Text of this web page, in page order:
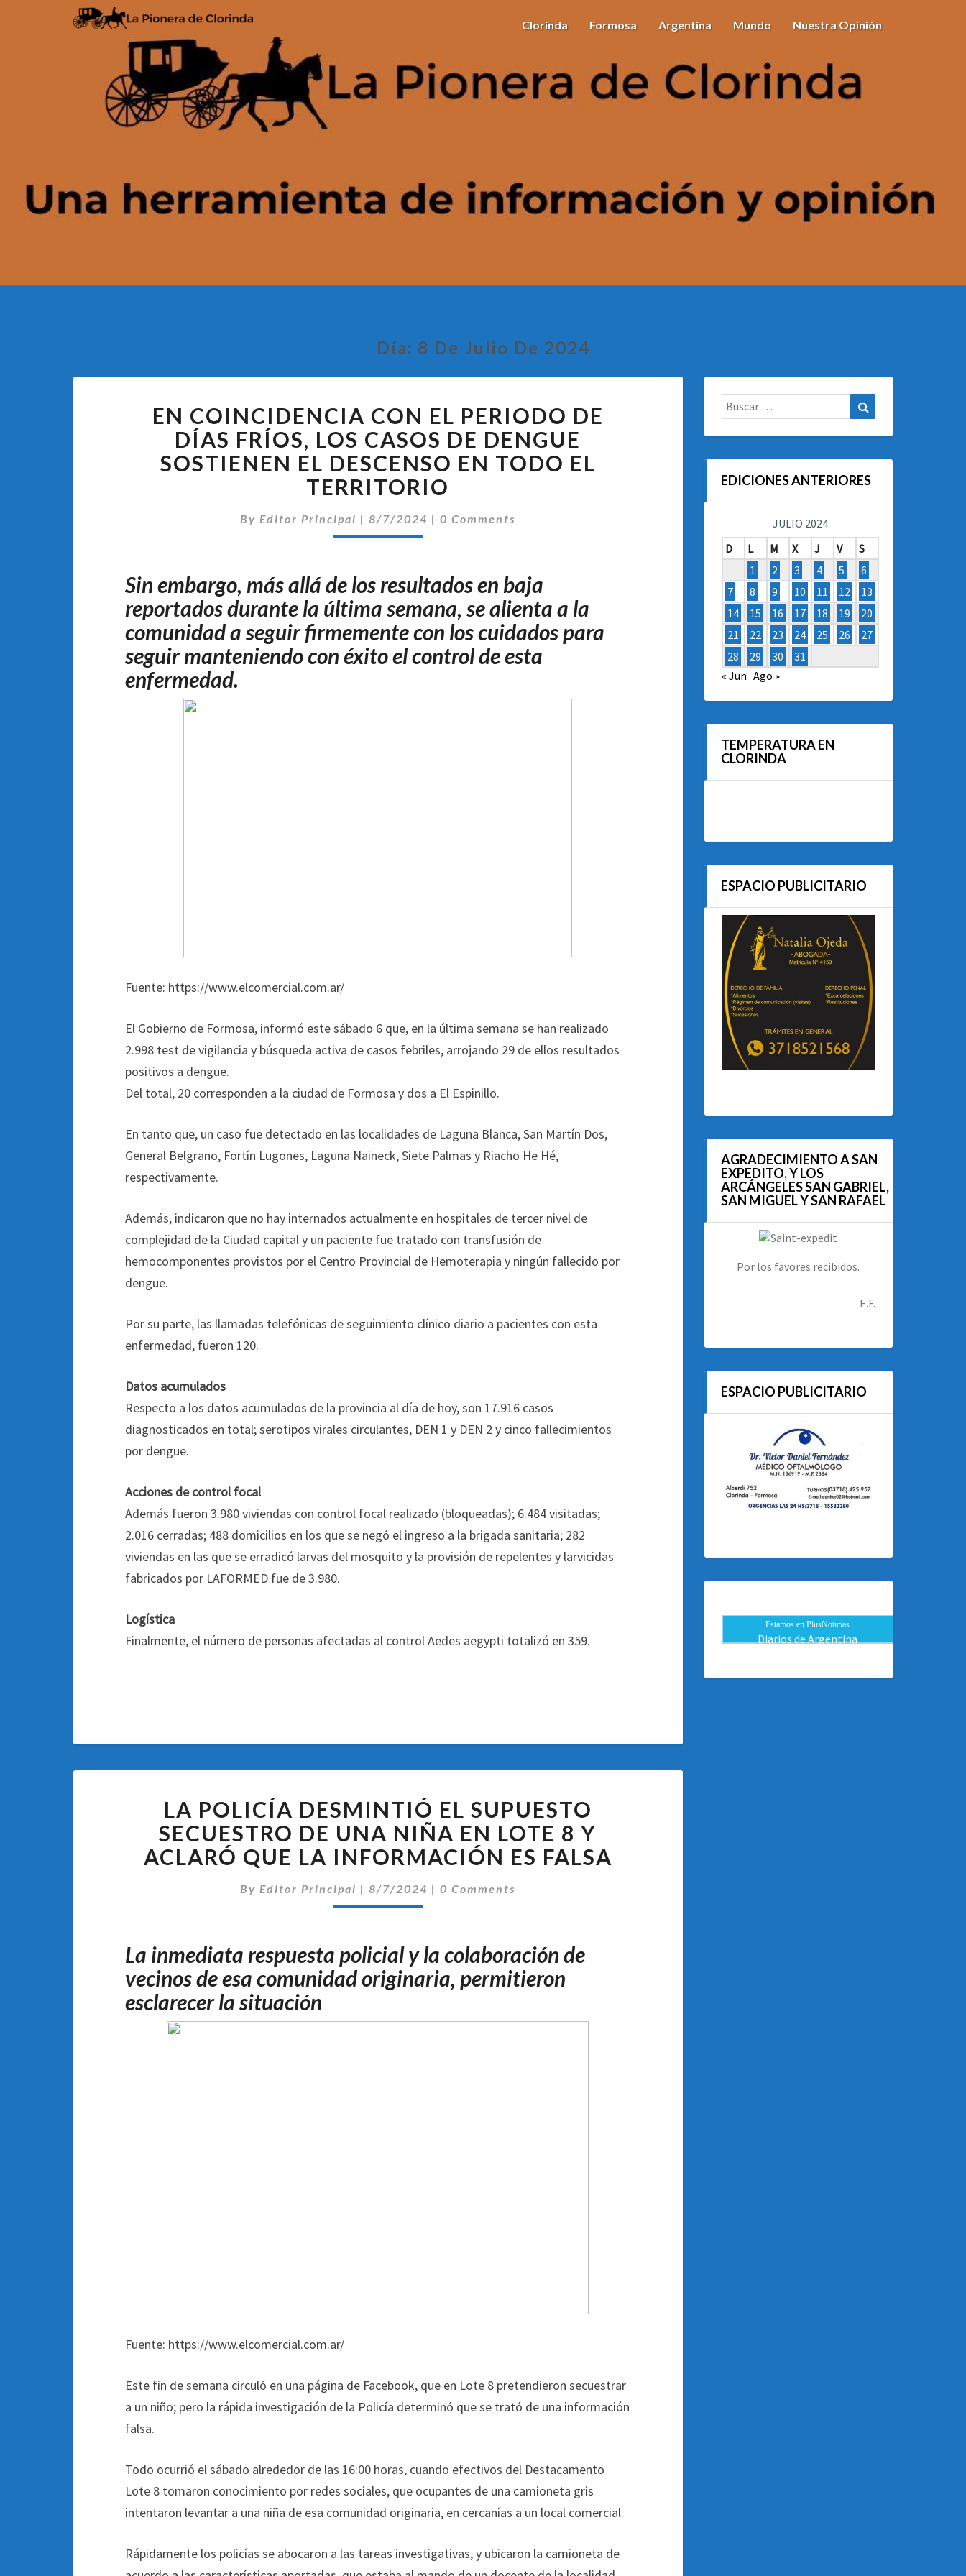
Clorinda Formosa Argentina Mundo Nuestra Opinión
Día: 8 De Julio De 2024
COINCIDENCIA
CON
EL
PERIODO
DE
FRÍOS,
LOS
DE
DENGUE
SOSTIENEN
EL
DESCENSO
EN
EL
EN COINCIDENCIA CON EL PERIODO DE
DÍAS FRÍOS, LOS CASOS DE DENGUE
SOSTIENEN EL DESCENSO EN TODO EL
TERRITORIO
ByEditor Principal |8/7/2024 |Comentarios
0 Comments
Sin embargo, más allá de los resultados en baja
reportados durante la última semana, se alienta a la
comunidad a seguir firmemente con los cuidados para
seguir manteniendo con éxito el control de esta
enfermedad.
Fuente: https://www.elcomercial.com.ar/
El Gobierno de Formosa, informó este sábado 6 que, en la última semana se han realizado
2.998 test de vigilancia y búsqueda activa de casos febriles, arrojando 29 de ellos resultados
positivos a dengue.
Del total, 20 corresponden a la ciudad de Formosa y dos a El Espinillo.
En tanto que, un caso fue detectado en las localidades de Laguna Blanca, San Martín Dos,
General Belgrano, Fortín Lugones, Laguna Naineck, Siete Palmas y Riacho He Hé,
respectivamente.
Además, indicaron que no hay internados actualmente en hospitales de tercer nivel de
complejidad de la Ciudad capital y un paciente fue tratado con transfusión de
hemocomponentes provistos por el Centro Provincial de Hemoterapia y ningún fallecido por
dengue.
Por su parte, las llamadas telefónicas de seguimiento clínico diario a pacientes con esta
enfermedad, fueron 120.
Datos acumulados
Respecto a los datos acumulados de la provincia al día de hoy, son 17.916 casos
diagnosticados en total; serotipos virales circulantes, DEN 1 y DEN 2 y cinco fallecimientos
por dengue.
Acciones de control focal
Además fueron 3.980 viviendas con control focal realizado (bloqueadas); 6.484 visitadas;
2.016 cerradas; 488 domicilios en los que se negó el ingreso a la brigada sanitaria; 282
viviendas en las que se erradicó larvas del mosquito y la provisión de repelentes y larvicidas
fabricados por LAFORMED fue de 3.980.
Logística
Finalmente, el número de personas afectadas al control Aedes aegypti totalizó en 359.
POLICÍA
DESMINTIÓ
EL
SUPUESTO
SECUESTRO
DE
EN
LOTE
8
ACLARÓ
LA POLICÍA DESMINTIÓ EL SUPUESTO
SECUESTRO DE UNA NIÑA EN LOTE 8 Y
ACLARÓ QUE LA INFORMACIÓN ES FALSA
ByEditor Principal |8/7/2024 |Comentarios
0 Comments
La inmediata respuesta policial y la colaboración de
vecinos de esa comunidad originaria, permitieron
esclarecer la situación
Fuente: https://www.elcomercial.com.ar/
Este fin de semana circuló en una página de Facebook, que en Lote 8 pretendieron secuestrar
a un niño; pero la rápida investigación de la Policía determinó que se trató de una información
falsa.
Todo ocurrió el sábado alrededor de las 16:00 horas, cuando efectivos del Destacamento
Lote 8 tomaron conocimiento por redes sociales, que ocupantes de una camioneta gris
intentaron levantar a una niña de esa comunidad originaria, en cercanías a un local comercial.
Rápidamente los policías se abocaron a las tareas investigativas, y ubicaron la camioneta de
Buscar:
EDICIONES ANTERIORES
JULIO 2024
D
L M X J V
S
1
2 3 4 5
6
7
8 9 10 11 12
13
14
15 16 17 18 19
20
21
22 23 24 25 26
27
28
29 30
31
« Jun Ago »
TEMPERATURA EN
CLORINDA
ESPACIO PUBLICITARIO
AGRADECIMIENTO A SAN
EXPEDITO, Y LOS
ARCÁNGELES SAN GABRIEL,
SAN MIGUEL Y SAN RAFAEL
Por los favores recibidos.
E.F.
ESPACIO PUBLICITARIO
Estamos en PlusNoticias
Diarios de Argentina